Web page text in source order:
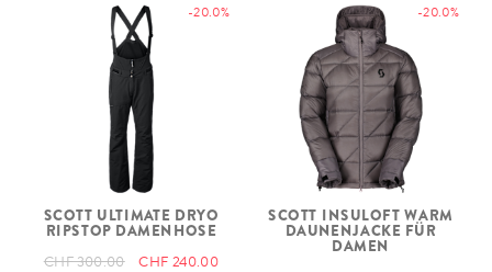
-20.0%
SCOTT ULTIMATE DRYO
RIPSTOP DAMENHOSE
CHF 300.00 CHF 240.00
-20.0%
SCOTT INSULOFT WARM
DAUNENJACKE FÜR
DAMEN